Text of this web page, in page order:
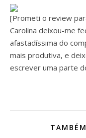
[Prometi o review
Carolina deixou-me
afastadíssima do
mais produtiva, e
escrever uma parte